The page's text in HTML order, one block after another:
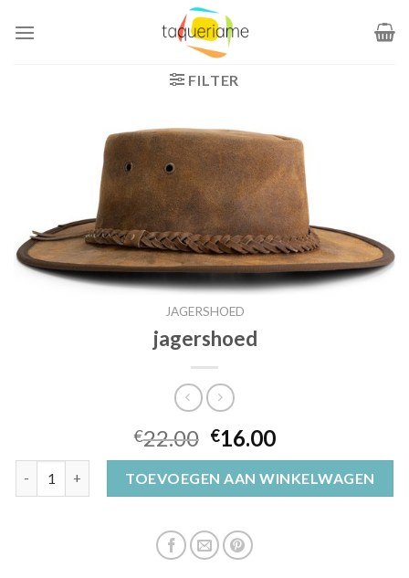
naar
FILTER
JAGERSHOED
jagershoed
€22.00 €16.00
TOEVOEGEN AAN WINKELWAGEN